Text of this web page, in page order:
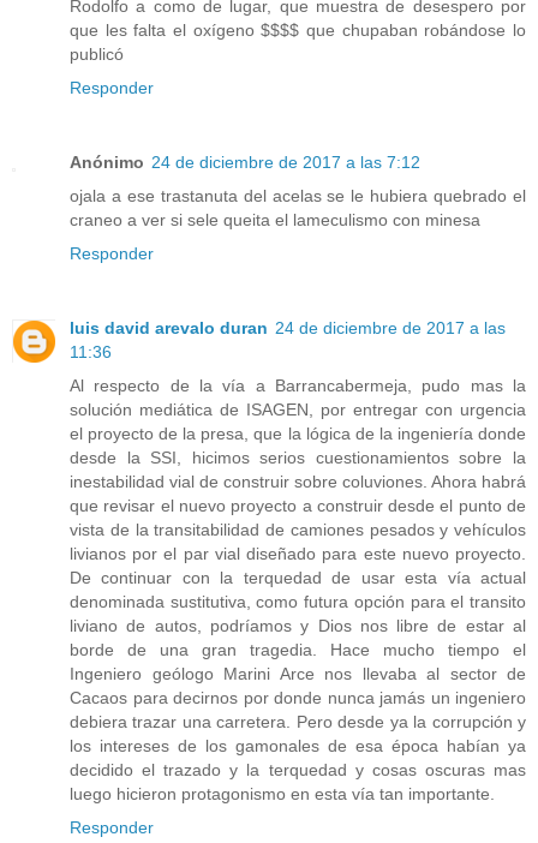
Rodolfo a como de lugar, que muestra de desespero por
que les falta el oxígeno $$$$ que chupaban robándose lo
publicó
Responder
Anónimo 24 de diciembre de 2017 a las 7:12
ojala a ese trastanuta del acelas se le hubiera quebrado el
craneo a ver si sele queita el lameculismo con minesa
Responder
luis david arevalo duran 24 de diciembre de 2017 a las
11:36
Al respecto de la vía a Barrancabermeja, pudo mas la
solución mediática de ISAGEN, por entregar con urgencia
el proyecto de la presa, que la lógica de la ingeniería donde
desde la SSI, hicimos serios cuestionamientos sobre la
inestabilidad vial de construir sobre coluviones. Ahora habrá
que revisar el nuevo proyecto a construir desde el punto de
vista de la transitabilidad de camiones pesados y vehículos
livianos por el par vial diseñado para este nuevo proyecto.
De continuar con la terquedad de usar esta vía actual
denominada sustitutiva, como futura opción para el transito
liviano de autos, podríamos y Dios nos libre de estar al
borde de una gran tragedia. Hace mucho tiempo el
Ingeniero geólogo Marini Arce nos llevaba al sector de
Cacaos para decirnos por donde nunca jamás un ingeniero
debiera trazar una carretera. Pero desde ya la corrupción y
los intereses de los gamonales de esa época habían ya
decidido el trazado y la terquedad y cosas oscuras mas
luego hicieron protagonismo en esta vía tan importante.
Responder